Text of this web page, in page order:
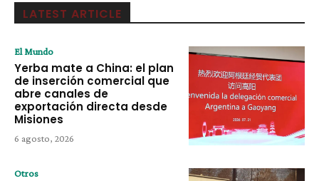
LATEST ARTICLE
El Mundo
Yerba mate a China: el plan
de inserción comercial que
abre canales de
exportación directa desde
Misiones
6 agosto, 2026
Otros